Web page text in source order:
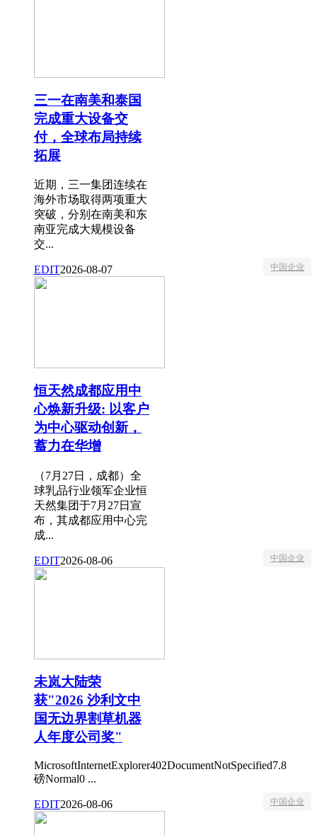
三一在南美和泰国
完成重大设备交
付，全球布局持续
拓展
近期，三一集团连续在
海外市场取得两项重大
突破，分别在南美和东
南亚完成大规模设备
交...
EDIT2026-08-07 中国企业
恒天然成都应用中
心焕新升级: 以客户
为中心驱动创新，
蓄力在华增
（7月27日，成都）全
球乳品行业领军企业恒
天然集团于7月27日宣
布，其成都应用中心完
成...
EDIT2026-08-06 中国企业
未岚大陆荣
获"2026 沙利文中
国无边界割草机器
人年度公司奖"
MicrosoftInternetExplorer402DocumentNotSpecified7.8
磅Normal0 ...
EDIT2026-08-06 中国企业